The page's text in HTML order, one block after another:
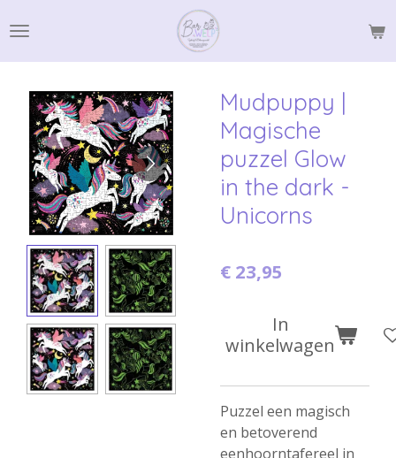
direct
naar
hoofdinhoud
Mudpuppy |
Magische
puzzel Glow
in the dark -
Unicorns
€ 23,95
In
winkelwagen
Puzzel een magisch
en betoverend
eenhoorntafereel in